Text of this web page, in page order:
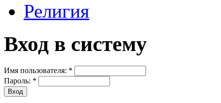
Религия
Вход в систему
Имя пользователя: *
Пароль: *